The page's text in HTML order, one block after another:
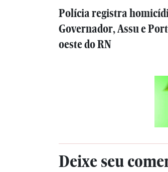
Polícia registra
Governador, Assu e
oeste do RN
Deixe seu